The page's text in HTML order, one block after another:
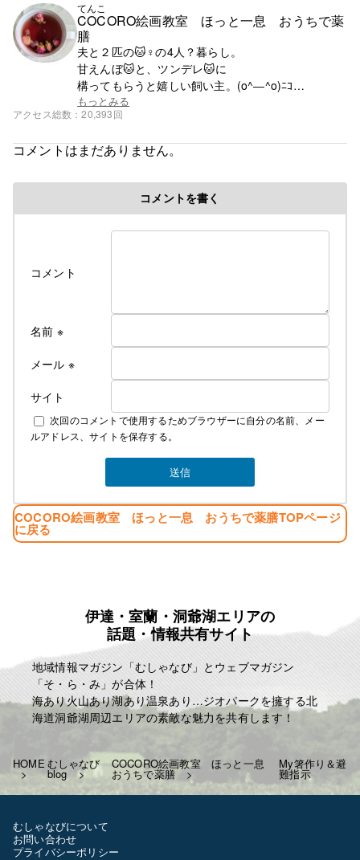
てんこ
COCORO絵画教室 ほっと一息 おうちで薬
膳
夫と２匹の🐱♀の4人？暮らし。
甘えんぼ🐱と、ツンデレ🐱に
構ってもらうと嬉しい飼い主。(o^―^o)ﾆｺ
この子たちの為にもがんばるぞ～
もっとみる
アクセス総数 20,393回
コメントはまだありません。
コメントを書く
コメント
名前 ※
メール ※
サイト
次回のコメントで使用するためブラウザーに自分の名前、メー
ルアドレス、サイトを保存する。
COCORO絵画教室 ほっと一息 おうちで薬膳TOPページ
に戻る
伊達・室蘭・洞爺湖エリアの
話題・情報共有サイト
地域情報マガジン「むしゃなび」とウェブマガジン
「そ・ら・み」が合体！
海あり火山あり湖あり温泉あり…ジオパークを擁する北
海道洞爺湖周辺エリアの素敵な魅力を共有します！
HOME むしゃなび
blog
COCORO絵画教室 ほっと一息
おうちで薬膳
My箸作り＆避
難指示
むしゃなびについて
お問い合わせ
プライバシーポリシー